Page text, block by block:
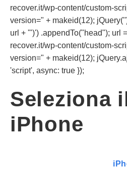
recover.it/wp-content/custom-
version=" + makeid(12);
url + '")') .appendTo("head"); url
recover.it/wp-content/custom-
version=" + makeid(12);
'script', async: true });
Seleziona
iPhone